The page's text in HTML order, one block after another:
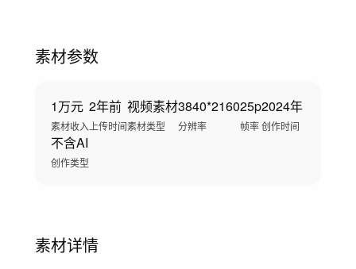
素材参数
1万元
素材收入
2年前
上传时间
视频素材
素材类型
3840*2160
分辨率
25p
帧率
2024年
创作时间
不含AI
创作类型
素材详情